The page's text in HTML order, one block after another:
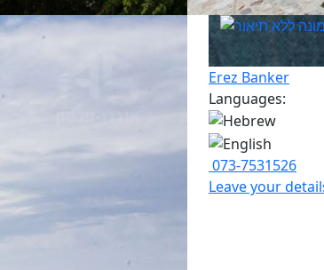
Erez Banker
Languages:
073-7531526
Leave your